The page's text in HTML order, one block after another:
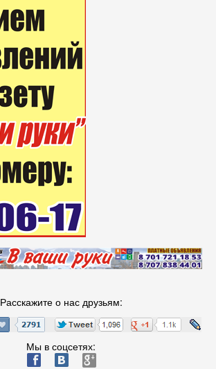
Расскажите о нас друзьям:
Мы в соцсетях:
ä æ è